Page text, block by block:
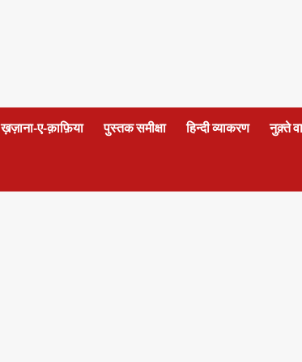
ख़ज़ाना-ए-क़ाफ़िया पुस्तक समीक्षा हिन्दी व्याकरण नुक़्ते